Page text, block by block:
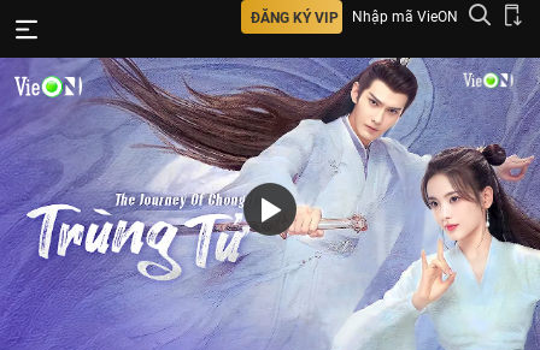
ĐĂNG KÝ VIP Nhập mã VieON